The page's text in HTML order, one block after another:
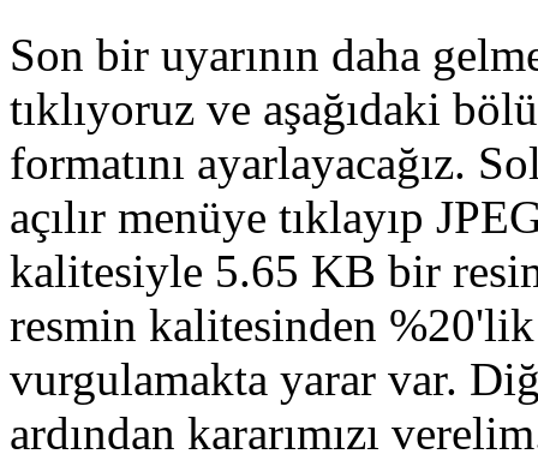
Son bir uyarının daha
tıklıyoruz ve aşağıdaki
formatını ayarlayacağız.
açılır menüye tıklayıp
kalitesiyle 5.65 KB bir
resmin kalitesinden
vurgulamakta yarar var.
ardından kararımızı